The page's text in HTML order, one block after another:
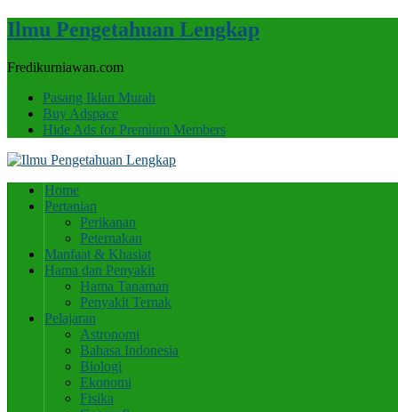
Ilmu Pengetahuan Lengkap
Fredikurniawan.com
Pasang Iklan Murah
Buy Adspace
Hide Ads for Premium Members
Home
Pertanian
Perikanan
Peternakan
Manfaat & Khasiat
Hama dan Penyakit
Hama Tanaman
Penyakit Ternak
Pelajaran
Astronomi
Bahasa Indonesia
Biologi
Ekonomi
Fisika